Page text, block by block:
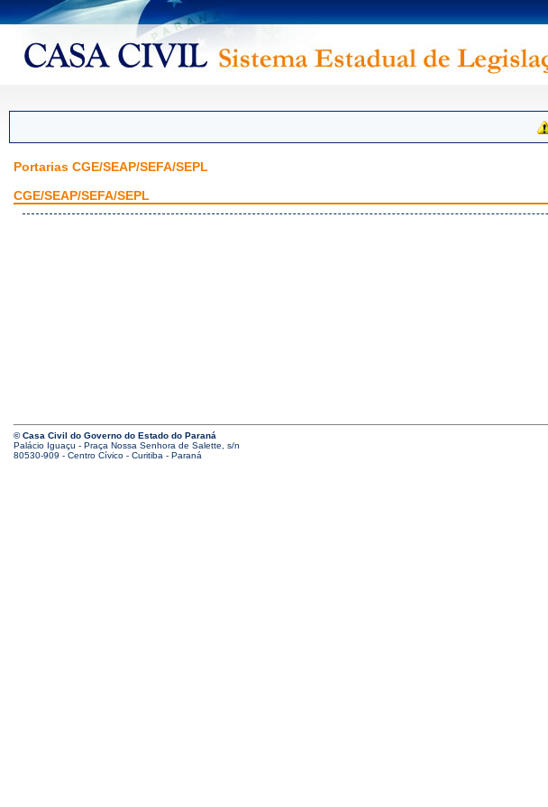
Portarias CGE/SEAP/SEFA/SEPL
CGE/SEAP/SEFA/SEPL
© Casa Civil do Governo do Estado do Paraná
Palácio Iguaçu - Praça Nossa Senhora de Salette, s/n
80530-909 - Centro Cívico - Curitiba - Paraná